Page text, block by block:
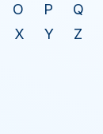
O P Q
X Y Z